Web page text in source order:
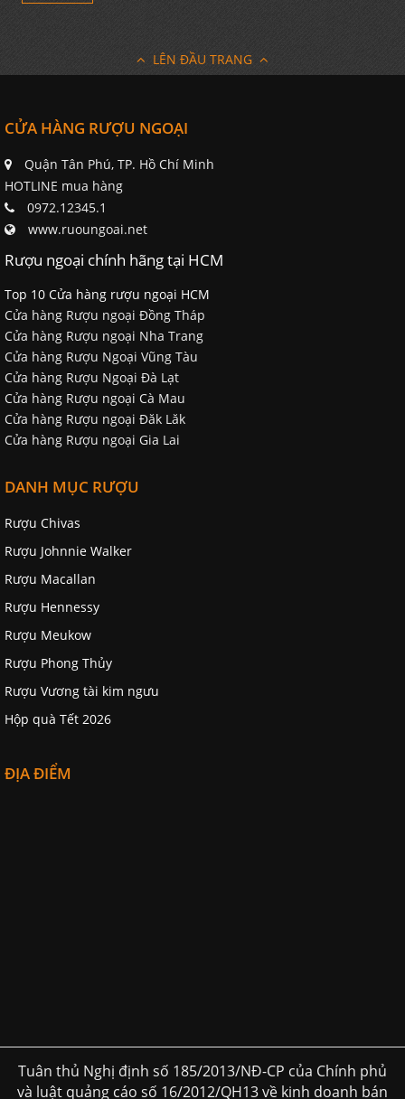
LÊN ĐẦU TRANG
CỬA HÀNG RƯỢU NGOẠI
Quận Tân Phú, TP. Hồ Chí Minh
HOTLINE mua hàng
0972.12345.1
www.ruoungoai.net
Rượu ngoại chính hãng tại HCM
Top 10 Cửa hàng rượu ngoại HCM
Cửa hàng Rượu ngoại Đồng Tháp
Cửa hàng Rượu ngoại Nha Trang
Cửa hàng Rượu Ngoại Vũng Tàu
Cửa hàng Rượu Ngoại Đà Lạt
Cửa hàng Rượu ngoại Cà Mau
Cửa hàng Rượu ngoại Đăk Lăk
Cửa hàng Rượu ngoại Gia Lai
DANH MỤC RƯỢU
Rượu Chivas
Rượu Johnnie Walker
Rượu Macallan
Rượu Hennessy
Rượu Meukow
Rượu Phong Thủy
Rượu Vương tài kim ngưu
Hộp quà Tết 2026
ĐỊA ĐIỂM
Tuân thủ Nghị định số 185/2013/NĐ-CP của Chính phủ
và luật quảng cáo số 16/2012/QH13 về kinh doanh bán